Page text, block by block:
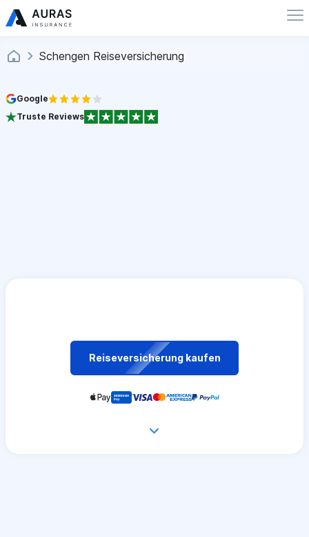
Schengen Reiseversicherung
Google
Truste Reviews
Reiseversicherung kaufen